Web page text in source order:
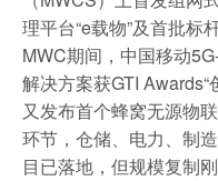
理平台“e载物”及首批标
MWC期间，中国移动
解决方案获GTI
又发布首个蜂窝无源物
环节，仓储、电力、制
目已落地，但规模复制刚